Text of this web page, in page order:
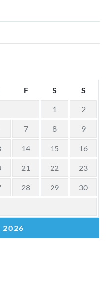
2026
F S S
1 2
7 8 9
14 15 16
21 22 23
28 29 30